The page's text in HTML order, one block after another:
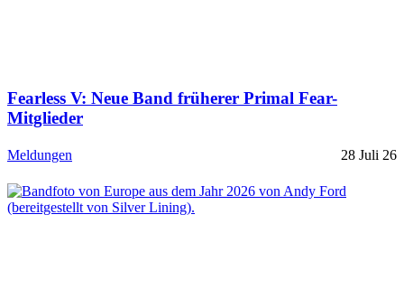
Fearless V: Neue Band früherer Primal Fear-
Mitglieder
Meldungen 28 Juli 26